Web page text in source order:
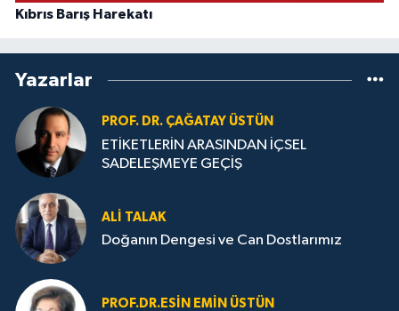
Kıbrıs Barış Harekatı
Yazarlar
PROF. DR. ÇAĞATAY ÜSTÜN
ETİKETLERİN ARASINDAN İÇSEL
SADELEŞMEYE GEÇİŞ
ALI TALAK
Doğanın Dengesi ve Can Dostlarımız
PROF.DR.ESIN EMIN ÜSTÜN